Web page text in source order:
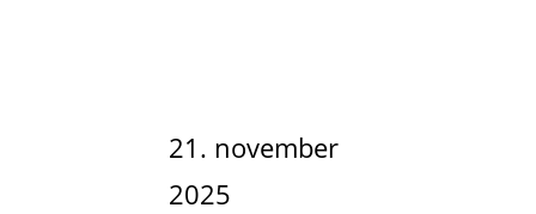
21. november
2025